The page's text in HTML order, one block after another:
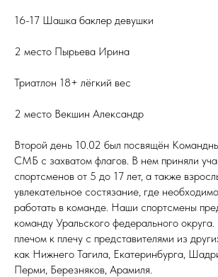
16-17 Шашка баклер девушки
2 место Пырьева Ирина
Триатлон 18+ лёгкий вес
2 место Векшин Александр
Второй день 10.02 был посвящён
СМБ с захватом флагов. В нем приняли
спортсменов от 5 до 17 лет, а также
увлекательное состязание, где
работать в команде. Наши спортсмены
команду Уральского федерального
плечом к плечу с представителями из
как Нижнего Тагила, Екатеринбурга,
Перми, Березняков, Арамиля.